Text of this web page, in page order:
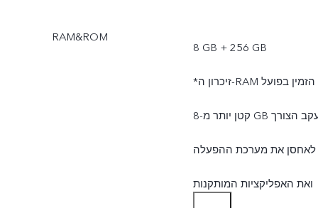
RAM&ROM
8 GB + 256 GB
*זיכרון ה-RAM הזמין בפועל
קטן יותר מ-8 GB עקב הצורך
לאחסן את מערכת ההפעלה
ואת האפליקציות המותקנות